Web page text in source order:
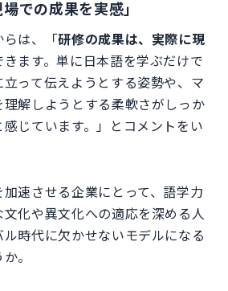
での成果を実感」
は、「研修の成果は、実際に現
きます。単に日本語を学ぶだけで
って伝えようとする姿勢や、マ
解しようとする柔軟さがしっか
じています。」とコメントをい
速させる企業にとって、語学力
化や異文化への適応を深める人
時代に欠かせないモデルになる
。